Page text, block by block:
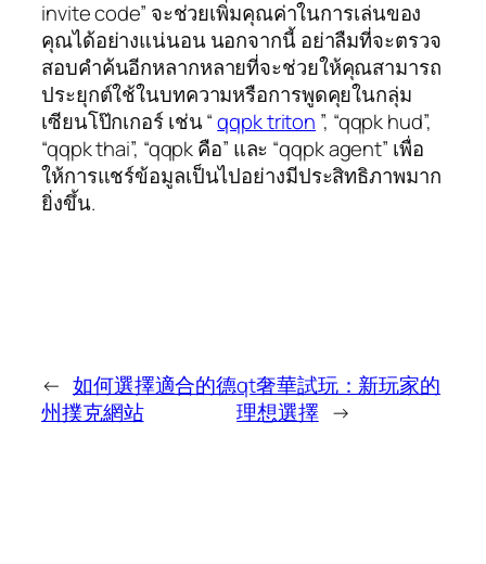
invite code” จะช่วยเพิ่มคุณค่าในการเล่นของ
คุณได้อย่างแน่นอน นอกจากนี้ อย่าลืมที่จะตรวจ
สอบคำค้นอีกหลากหลายที่จะช่วยให้คุณสามารถ
ประยุกต์ใช้ในบทความหรือการพูดคุยในกลุ่ม
เซียนโป๊กเกอร์ เช่น “qqpk triton ”, “qqpk hud”,
“qqpk thai”, “qqpk คือ” และ “qqpk agent” เพื่อ
ให้การแชร์ข้อมูลเป็นไปอย่างมีประสิทธิภาพมาก
ยิ่งขึ้น.
← 如何選擇適合的德
州撲克網站
qt奢華試玩：新玩家的
理想選擇 →